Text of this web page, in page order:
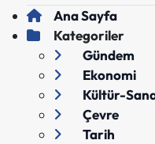
Ana Sayfa
Kategoriler
Gündem
Ekonomi
Kültür-
Çevre
Tarih